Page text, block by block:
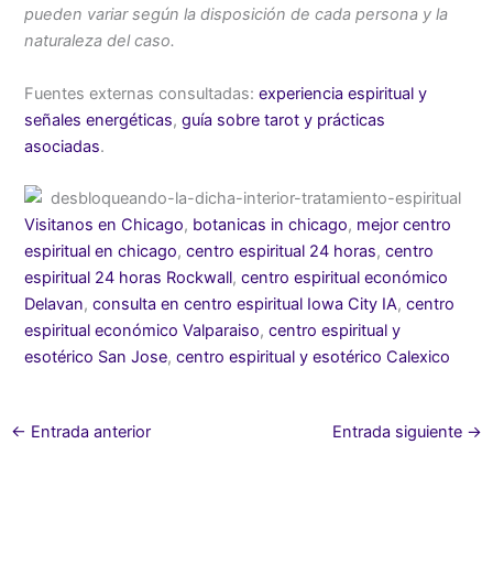
pueden variar según la disposición de cada persona y la
naturaleza del caso.
Fuentes externas consultadas:experiencia espiritual y
señales energéticas,guía sobre tarot y prácticas
asociadas.
Visitanos en Chicago, botanicas in chicago, mejor centro
espiritual en chicago,centro espiritual 24 horas,centro
espiritual 24 horas Rockwall,centro espiritual económico
Delavan,consulta en centro espiritual Iowa City IA,centro
espiritual económico Valparaiso,centro espiritual y
esotérico San Jose,centro espiritual y esotérico Calexico
← Entrada anterior Entrada siguiente →